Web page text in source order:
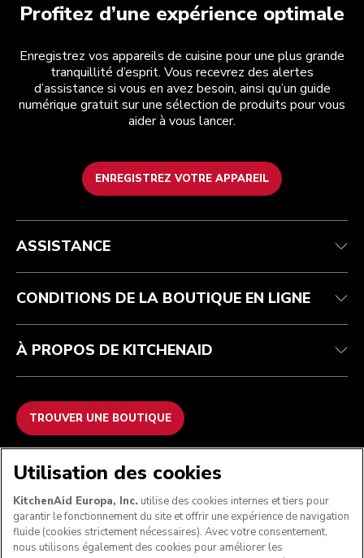
Profitez d’une expérience optimale
Enregistrez vos appareils de cuisine pour une plus grande
tranquillité d’esprit. Vous recevrez des alertes
d’assistance si vous en avez besoin, ainsi qu’un guide
numérique gratuit sur une sélection de produits pour vous
aider à vous lancer.
ENREGISTREZ VOTRE APPAREIL
Service après-vente
Garantie et documents
Contactez-nous
Conditions générales de vente
Retours et remboursements
Imprint
ODR
La marque
Trouver une boutique
ASSISTANCE
CONDITIONS DE LA BOUTIQUE EN LIGNE
À PROPOS DE KITCHENAID
TROUVER UNE BOUTIQUE
NOUS ACCEPTONS
SUIVEZ-NOUS
Utilisation des cookies
KitchenAid Europa, Inc. utilise des cookies internes et tiers pour
garantir le fonctionnement du site et offrir une expérience de navigation
fluide (cookies strictement nécessaires). Avec votre consentement,
nous utilisons également des cookies pour améliorer les